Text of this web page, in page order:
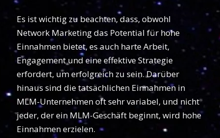
Es ist wichtig zu beachten, dass, obwohl
Network Marketing das Potential für hohe
Einnahmen bietet, es auch harte Arbeit,
Engagement und eine effektive Strategie
erfordert, um erfolgreich zu sein. Darüber
hinaus sind die tatsächlichen Einnahmen in
MLM-Unternehmen oft sehr variabel, und nicht
jeder, der ein MLM-Geschäft beginnt, wird hohe
Einnahmen erzielen.